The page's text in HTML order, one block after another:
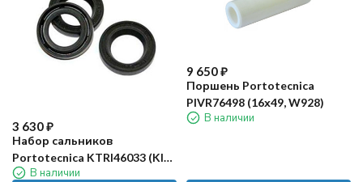
3 630₽
Набор сальников
Portotecnica KTRI46033 (KIT
159)В наличии
9 650₽
Поршень Portotecnica
PIVR76498 (16х49, W928)
В наличии